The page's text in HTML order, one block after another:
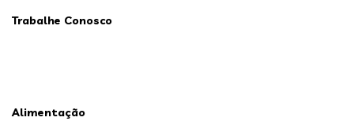
Trabalhe Conosco
Alimentação